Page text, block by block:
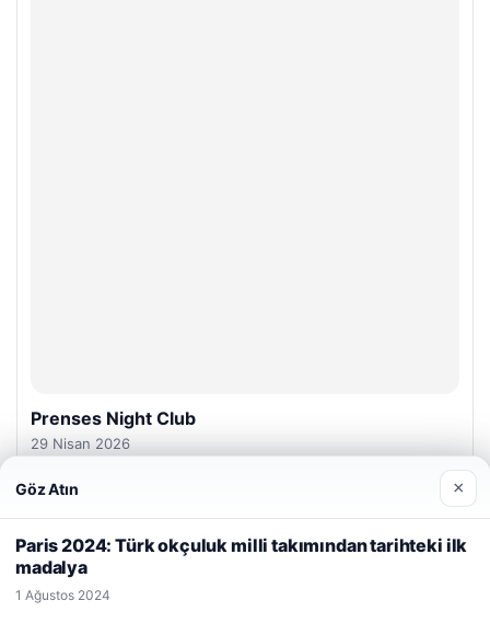
Prenses Night Club
29 Nisan 2026
kullanıyoruz. Çerez Politikamız
Reddet
Göz Atın ×
Paris 2024: Türk okçuluk milli takımından tarihteki ilk
madalya
1 Ağustos 2024